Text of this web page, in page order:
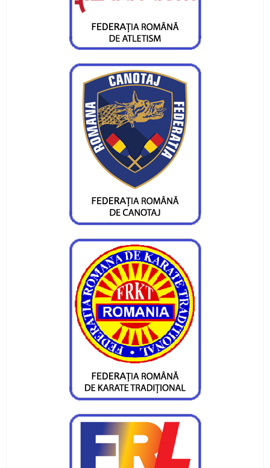
CS Ceahlaul, cu trei reprezentanti la mondiale
de radioamatorism
telegrafie viteza
Aur si bronz la "unde ultra-scurte"
"Ma bucura bronzul, dar ramine regretul ratarii
europenelor"
Trei titluri balcanice de la canotaj pentru CS
Ceahlaul
Luptatori cu rezultate la Costinesti
Valentin Gavril acuza selectia pentru europenele
de seniori
Federatia de Lupte a uitat de cadeti si juniori
Otea si Bocancea, la Balcaniada
Cinci canotori juniori in loturile nationale
Burueana si Dudau, rezultate internationale
Medalii de la canotaj
Stefan Nica, in barca de 8+1 a Romaniei la
Europene